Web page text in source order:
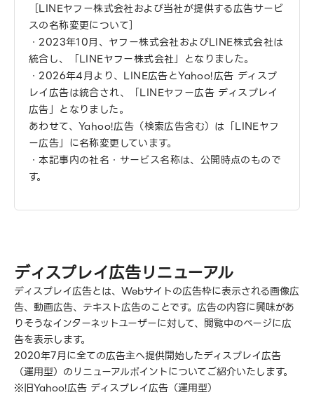
［LINEヤフー株式会社および当社が提供する広告サービ
スの名称変更について］
・2023年10月、ヤフー株式会社およびLINE株式会社は
統合し、「LINEヤフー株式会社」となりました。
・2026年4月より、LINE広告とYahoo!広告 ディスプ
レイ広告は統合され、「LINEヤフー広告 ディスプレイ
広告」となりました。
あわせて、Yahoo!広告（検索広告含む）は「LINEヤフ
ー広告」に名称変更しています。
・本記事内の社名・サービス名称は、公開時点のもので
す。
ディスプレイ広告リニューアル
ディスプレイ広告とは、Webサイトの広告枠に表示される画像広
告、動画広告、テキスト広告のことです。広告の内容に興味があ
りそうなインターネットユーザーに対して、閲覧中のページに広
告を表示します。
2020年7月に全ての広告主へ提供開始したディスプレイ広告
（運用型）のリニューアルポイントについてご紹介いたします。
※旧Yahoo!広告 ディスプレイ広告（運用型）